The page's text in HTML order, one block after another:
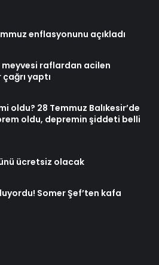
enflasyonunu açıkladı
raflardan acilen
yaptı
oldu? 28 Temmuz Balıkesir’de
oldu, depremin şiddeti belli
ücretsiz olacak
Somer Şef’ten kafa